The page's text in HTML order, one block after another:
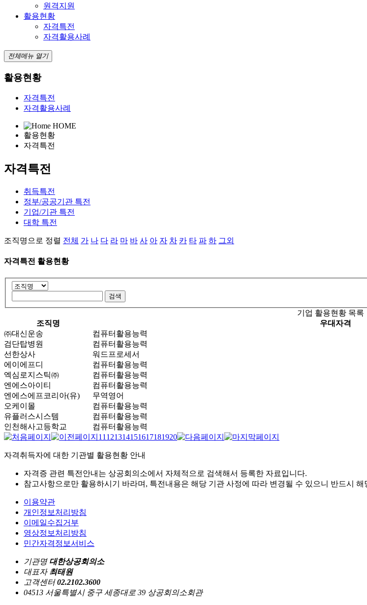
원격지원
활용현황
자격특전
자격활용사례
전체메뉴 열기
활용현황
자격특전
자격활용사례
HOME
활용현황
자격특전
자격특전
취득특전
정부/공공기관 특전
기업/기관 특전
대학 특전
조직명으로 정렬 전체 가 나 다 라 마 바 사 아 자 차 카 타 파 하 그외
자격특전 활용현황
기업 활용현황 목록
조직명
우대자격
㈜대신운송
컴퓨터활용능력
검단탑병원
컴퓨터활용능력
선한상사
워드프로세서
에이에프디
컴퓨터활용능력
엑심로지스틱㈜
컴퓨터활용능력
엔에스아이티
컴퓨터활용능력
엔에스에프코리아(유)
무역영어
오케이몰
컴퓨터활용능력
유플러스시스템
컴퓨터활용능력
인천해사고등학교
컴퓨터활용능력
11 121314151617181920
자격취득자에 대한 기관별 활용현황 안내
자격증 관련 특전안내는 상공회의소에서 자체적으로 검색해서 등록한 자료입니다.
참고사항으로만 활용하시기 바라며, 특전내용은 해당 기관 사정에 따라 변경될 수 있으니 반드시
이용약관
개인정보처리방침
이메일수집거부
영상정보처리방침
민간자격정보서비스
기관명 대한상공회의소
대표자 최태원
고객센터 02.2102.3600
04513 서울특별시 중구 세종대로 39 상공회의소회관